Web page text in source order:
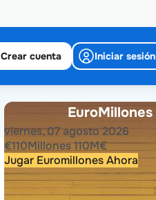
Crear cuenta Iniciar sesión
EuroMillones
viernes, 07 agosto 2026
€110Millones110M€
Jugar Euromillones Ahora